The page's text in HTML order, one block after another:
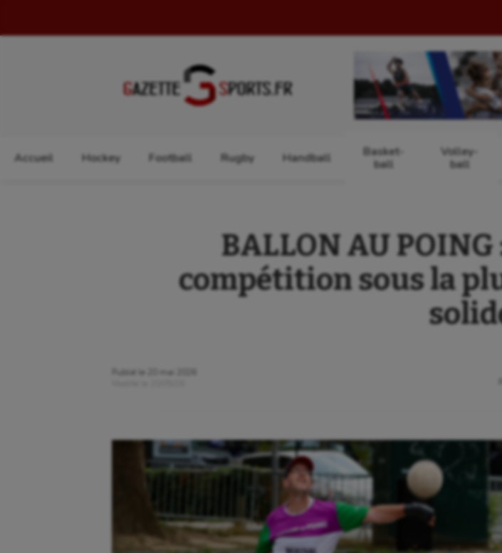
Accueil Hockey Football Rugby Handball
Basket-
ball
Volley-
ball
BALLON AU
compétition sous la
Publié le
20 mai 2026